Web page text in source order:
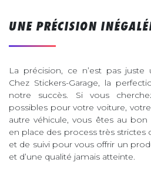
UNE PRÉCISION
La précision, ce n’est pas
Chez Stickers-Garage, la
notre succès. Si vous
possibles pour votre voiture,
autre véhicule, vous êtes au
en place des process très
et de suivi pour vous offrir un
et d’une qualité jamais atteinte.